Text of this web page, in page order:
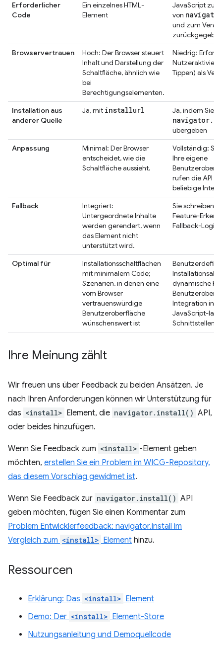
Erforderlicher
Code
Ein einzelnes HTML-
Element
JavaScript
von navigator
und zum
Browservertrauen
Hoch: Der Browser steuert
Inhalt und Darstellung der
Schaltfläche, ähnlich wie
bei
Berechtigungselementen.
Niedrig:
Tippen) als
Installation aus
anderer Quelle
Ja, mit installurl Ja, indem Sie
navigator.
übergeben
Anpassung
Minimal: Der Browser
entscheidet, wie die
Schaltfläche aussieht.
Vollständig:
Ihre eigene
rufen die API
beliebige
Fallback
Integriert:
Untergeordnete Inhalte
werden gerendert, wenn
das Element nicht
unterstützt wird.
Sie schreiben
Feature-
Fallback-Logik.
Optimal für
Installationsschaltflächen
mit minimalem Code;
Szenarien, in denen eine
vom Browser
vertrauenswürdige
Benutzeroberfläche
wünschenswert ist
dynamische
Integration in
JavaScript-
Schnittstellen
Ihre Meinung zählt
Wir freuen uns über Feedback zu beiden Ansätzen. Je
nach Ihren Anforderungen können wir Unterstützung für
das <install> Element, die navigator.install() API,
oder beides hinzufügen.
Wenn Sie Feedback zum <install> -Element geben
möchten, erstellen Sie ein Problem im WICG-Repository,
das diesem Vorschlag gewidmet ist.
Wenn Sie Feedback zur navigator.install() API
geben möchten, fügen Sie einen Kommentar zum
Problem Entwicklerfeedback: navigator.install im
Vergleich zum <install> Element hinzu.
Ressourcen
Erklärung: Das <install> Element
Demo: Der <install> Element-Store
Nutzungsanleitung und Demoquellcode